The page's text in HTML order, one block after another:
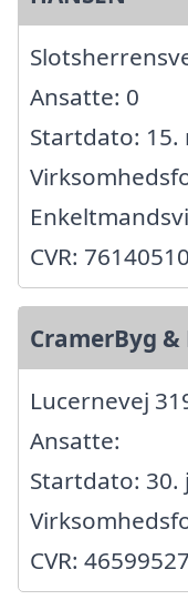
Ansatte: 0
Startdato: 15.
CVR: 76140510
CramerByg &
Lucernevej
Ansatte:
Startdato: 30.
CVR: 46599527